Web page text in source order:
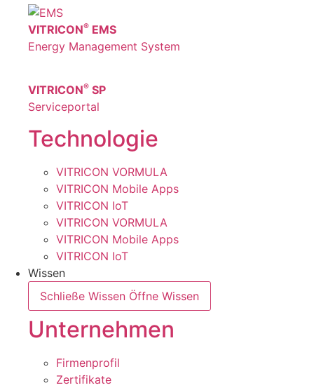
VITRICON® EMS
Energy Management System
VITRICON® SP
Serviceportal
Technologie
VITRICON VORMULA
VITRICON Mobile Apps
VITRICON IoT
VITRICON VORMULA
VITRICON Mobile Apps
VITRICON IoT
Wissen
Schließe Wissen Öffne Wissen
Unternehmen
Firmenprofil
Zertifikate